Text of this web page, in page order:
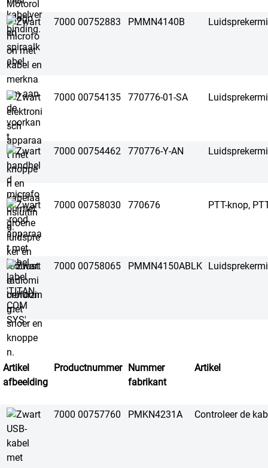
7000 00752883 PMMN4140B
7000 00754135 770776-01-SA
7000 00754462 770776-Y-AN
7000 00758030 770676 PTT-knop,
7000 00758065 PMMN4150ABLK
Artikel
afbeelding
Productnummer Nummer
fabrikant
Artikel
7000 00757760 PMKN4231A Controleer de